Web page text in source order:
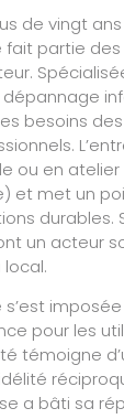
de vingt
fait partie
besoins
ou en atelier
et met un
durables.
un acteur
pour les
témoigne
a bâti sa